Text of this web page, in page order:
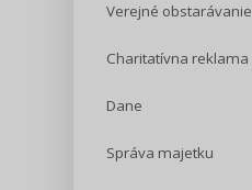
Verejné obstarávanie
Charitatívna reklama
Dane
Správa majetku